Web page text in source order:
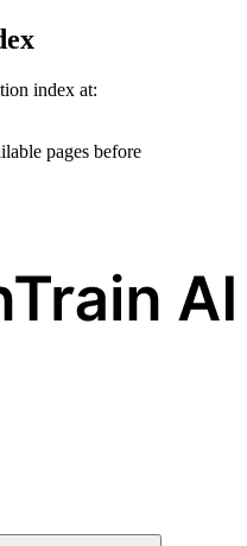
index at:
pages before